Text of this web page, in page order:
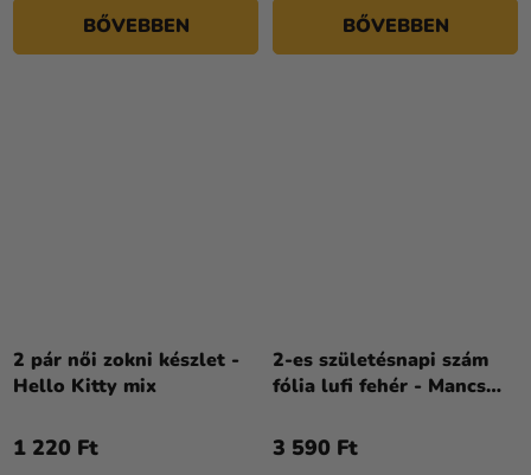
BŐVEBBEN BŐVEBBEN
2 pár női zokni készlet -
Hello Kitty mix
1 220 Ft
2-es születésnapi szám
fólia lufi fehér - Mancs
3 590 Ft